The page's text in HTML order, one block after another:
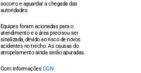
socorro e aguardar a chegada das
autoridades.
Equipes foram acionadas para o
atendimento e a área precisou ser
sinalizada, devido ao risco de novos
acidentes no trecho. As causas do
atropelamento ainda serão apuradas.
Com informações CGN